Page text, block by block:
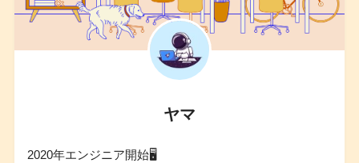
ヤマ
2020年エンジニア開始🖥